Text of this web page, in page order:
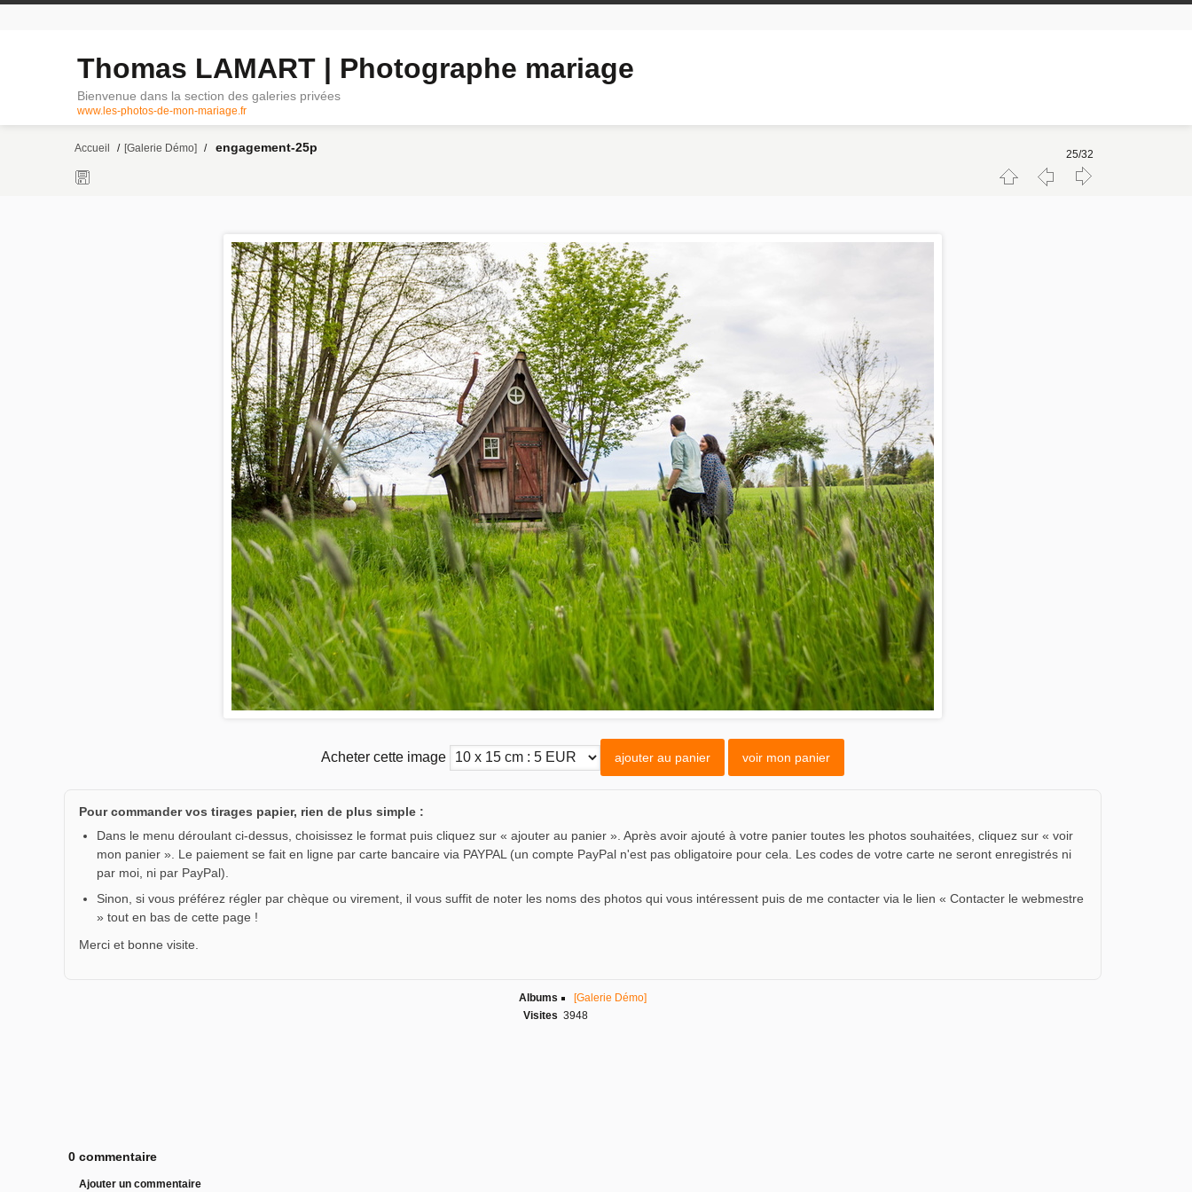
Thomas LAMART | Photographe mariage
Bienvenue dans la section des galeries privées
www.les-photos-de-mon-mariage.fr
Accueil / [Galerie Démo] / engagement-25p 25/32
Acheter cette image
Pour commander vos tirages papier, rien de plus simple :
Dans le menu déroulant ci-dessus, choisissez le format puis cliquez sur « ajouter au panier ». Après avoir ajouté à votre panier toutes les photos souhaitées, cliquez sur « voir
mon panier ». Le paiement se fait en ligne par carte bancaire via PAYPAL (un compte PayPal n'est pas obligatoire pour cela. Les codes de votre carte ne seront enregistrés ni
par moi, ni par PayPal).
Sinon, si vous préférez régler par chèque ou virement, il vous suffit de noter les noms des photos qui vous intéressent puis de me contacter via le lien « Contacter le webmestre
» tout en bas de cette page !
Merci et bonne visite.
Albums
[Galerie Démo]
Visites 3948
0 commentaire
Ajouter un commentaire